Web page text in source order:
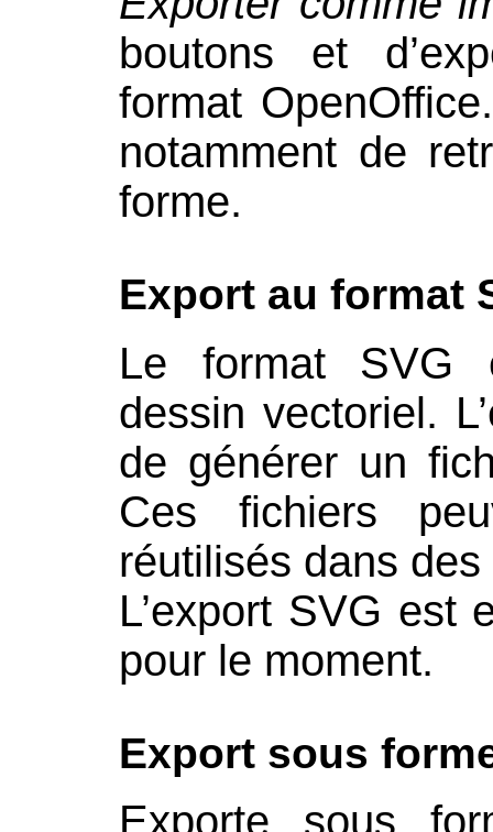
boutons et
format
notamment de
forme.
Export au format
Le format SVG
dessin vectoriel.
de générer un
Ces fichiers
réutilisés dans
L’export SVG est
pour le moment.
Export sous
Exporte sous